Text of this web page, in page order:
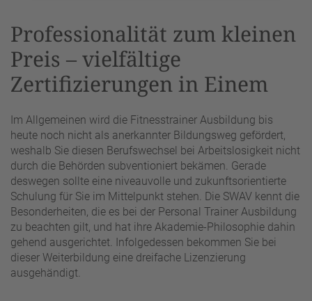
Professionalität zum kleinen
Preis – vielfältige
Zertifizierungen in Einem
Im Allgemeinen wird die Fitnesstrainer Ausbildung bis
heute noch nicht als anerkannter Bildungsweg gefördert,
weshalb Sie diesen Berufswechsel bei Arbeitslosigkeit nicht
durch die Behörden subventioniert bekämen. Gerade
deswegen sollte eine niveauvolle und zukunftsorientierte
Schulung für Sie im Mittelpunkt stehen. Die SWAV kennt die
Besonderheiten, die es bei der Personal Trainer Ausbildung
zu beachten gilt, und hat ihre Akademie-Philosophie dahin
gehend ausgerichtet. Infolgedessen bekommen Sie bei
dieser Weiterbildung eine dreifache Lizenzierung
ausgehändigt.